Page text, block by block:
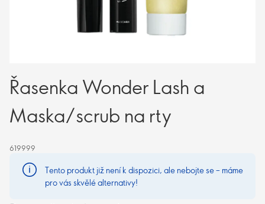
Řasenka Wonder Lash a
Maska/scrub na rty
619999
Tento produkt již není k dispozici, ale nebojte se – máme
pro vás skvělé alternativy!